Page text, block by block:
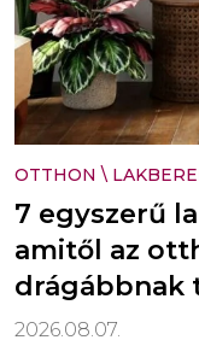
OTTHON \
7 egyszerű
amitől az
drágábbnak
2026.08.07.